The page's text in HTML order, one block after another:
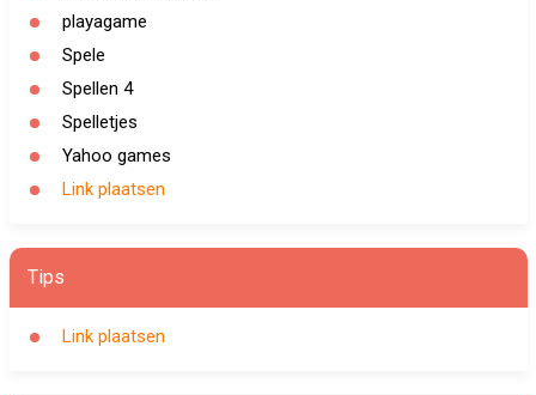
playagame
Spele
Spellen 4
Spelletjes
Yahoo games
Link plaatsen
Tips
Link plaatsen